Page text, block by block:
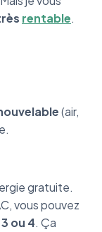
rentable.
(air,
gratuite.
vous pouvez
ou 4. Ça